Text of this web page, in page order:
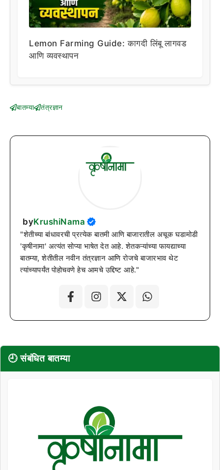
Lemon Farming Guide: कागदी लिंबू लागवड
आणि व्यवस्थापन
बातम्या तंत्रज्ञान
byKrushiNama
"शेतीच्या बांधावरची प्रत्येक बातमी आणि बाजारातील अचूक घडामोडी
'कृषीनामा' अत्यंत सोप्या भाषेत देत आहे. शेतकऱ्यांच्या फायद्याच्या
बातम्या, शेतीतील नवीन तंत्रज्ञान आणि रोजचे बाजारभाव थेट
त्यांच्यापर्यंत पोहोचवणे हेच आमचे उद्दिष्ट आहे."
🕘 संबंधित बातम्या